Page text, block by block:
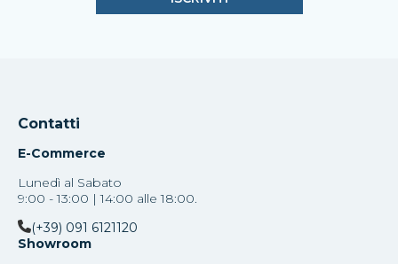
Contatti
E-Commerce
Lunedì al Sabato
9:00 - 13:00 | 14:00 alle 18:00.
(+39) 091 6121120
Showroom